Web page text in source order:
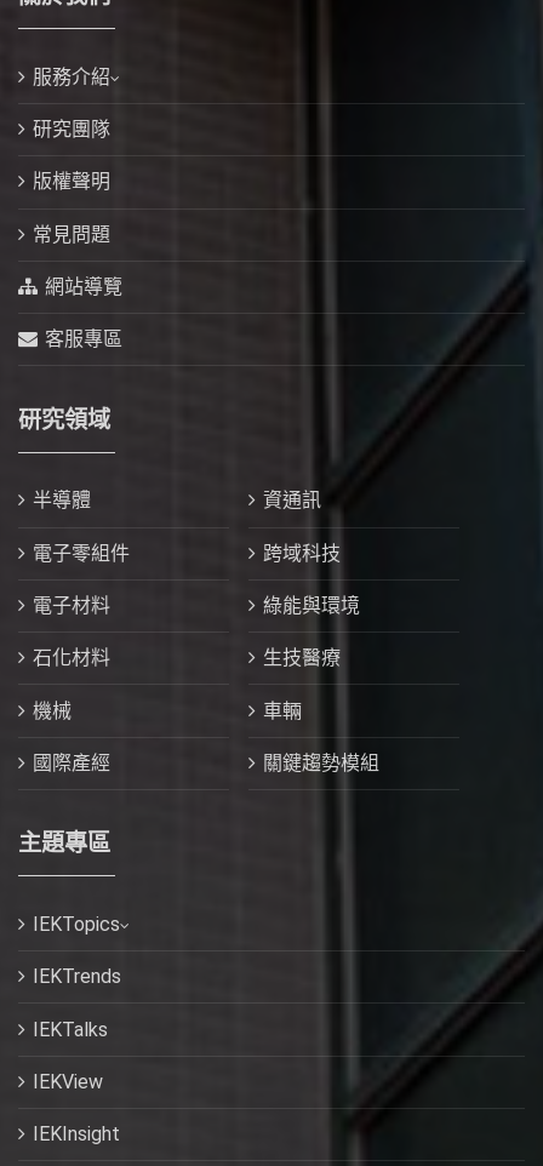
服務介紹
研究團隊
版權聲明
常見問題
網站導覽
客服專區
研究領域
半導體 資通訊
電子零組件 跨域科技
電子材料 綠能與環境
石化材料 生技醫療
機械 車輛
國際產經 關鍵趨勢模組
主題專區
IEKTopics
IEKTrends
IEKTalks
IEKView
IEKInsight